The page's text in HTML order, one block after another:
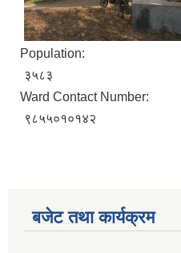
Population:
३५८३
Ward Contact Number:
९८५५०१०१४२
बजेट तथा कार्यक्रम